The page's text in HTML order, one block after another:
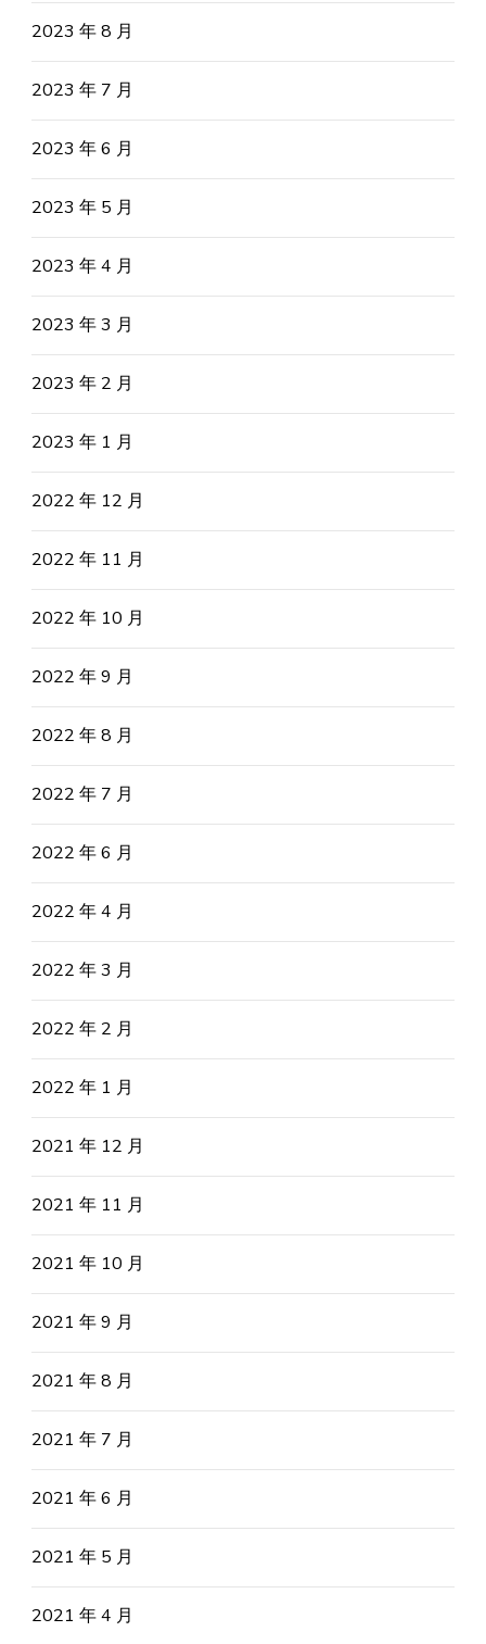
2023 年 8 月
2023 年 7 月
2023 年 6 月
2023 年 5 月
2023 年 4 月
2023 年 3 月
2023 年 2 月
2023 年 1 月
2022 年 12 月
2022 年 11 月
2022 年 10 月
2022 年 9 月
2022 年 8 月
2022 年 7 月
2022 年 6 月
2022 年 4 月
2022 年 3 月
2022 年 2 月
2022 年 1 月
2021 年 12 月
2021 年 11 月
2021 年 10 月
2021 年 9 月
2021 年 8 月
2021 年 7 月
2021 年 6 月
2021 年 5 月
2021 年 4 月